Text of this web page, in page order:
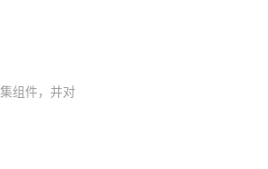
组件，并对